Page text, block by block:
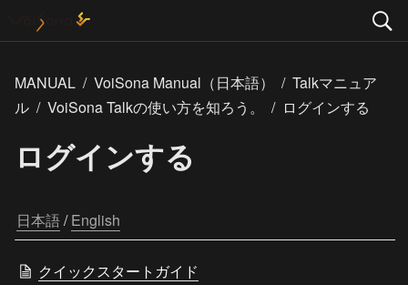
MANUAL / VoiSona Manual（日本語） / Talkマニュア
ル / VoiSona Talkの使い方を知ろう。 / ログインする
ログインする
日本語 / English
クイックスタートガイド